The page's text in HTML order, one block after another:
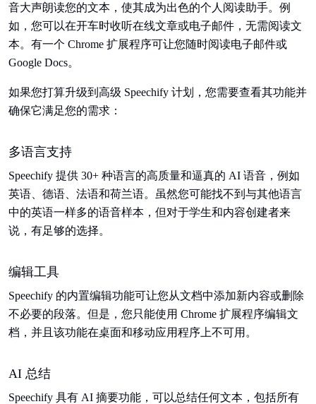
音大声朗读您的文本，使其成为出色的个人阅读助手。例
如，您可以在开车时收听在线文章或电子邮件，无需阅读文
本。有一个 Chrome 扩展程序可让您随时阅读电子邮件或
Google Docs。
如果您打算升级到高级 Speechify 计划，您需要查看其功能并
确保它满足您的需求：
多语言支持
Speechify 提供 30+ 种语言的高质量和逼真的 AI 语音，例如
英语、德语、法语和荷兰语。虽然您可能找不到与其他语言
中的英语一样多的语音样本，但对于学生和内容创建者来
说，有足够的选择。
编辑工具
Speechify 的内置编辑功能可让您从文档中添加新内容或删除
不必要的段落。但是，您只能使用 Chrome 扩展程序编辑文
档，并且该功能在桌面和移动应用程序上不可用。
AI 总结
Speechify 具有 AI 摘要功能，可以总结任何文本，包括所有